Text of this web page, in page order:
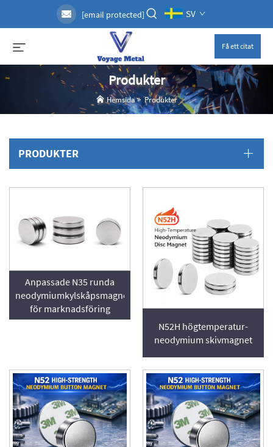
[email protected] SV
Få ett citat
Produkter
Hemsida>Produkter
PRODUKTER
Anpassade N35 runda
neodymiumkylskåpsmagneter
för marknadsföring
N52H högtemperatur-
neodymium skivmagnet